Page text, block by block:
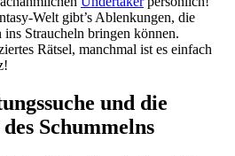
Welt gibt’s Ablenkungen, die
ins Straucheln bringen können.
Rätsel, manchmal ist es einfach
und die
Schummelns